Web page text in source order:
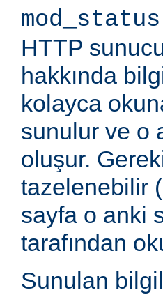
mod_status
HTTP
hakkında
kolayca
sunulur ve o
oluşur.
tazelenebilir
sayfa o anki
tarafından
Sunulan